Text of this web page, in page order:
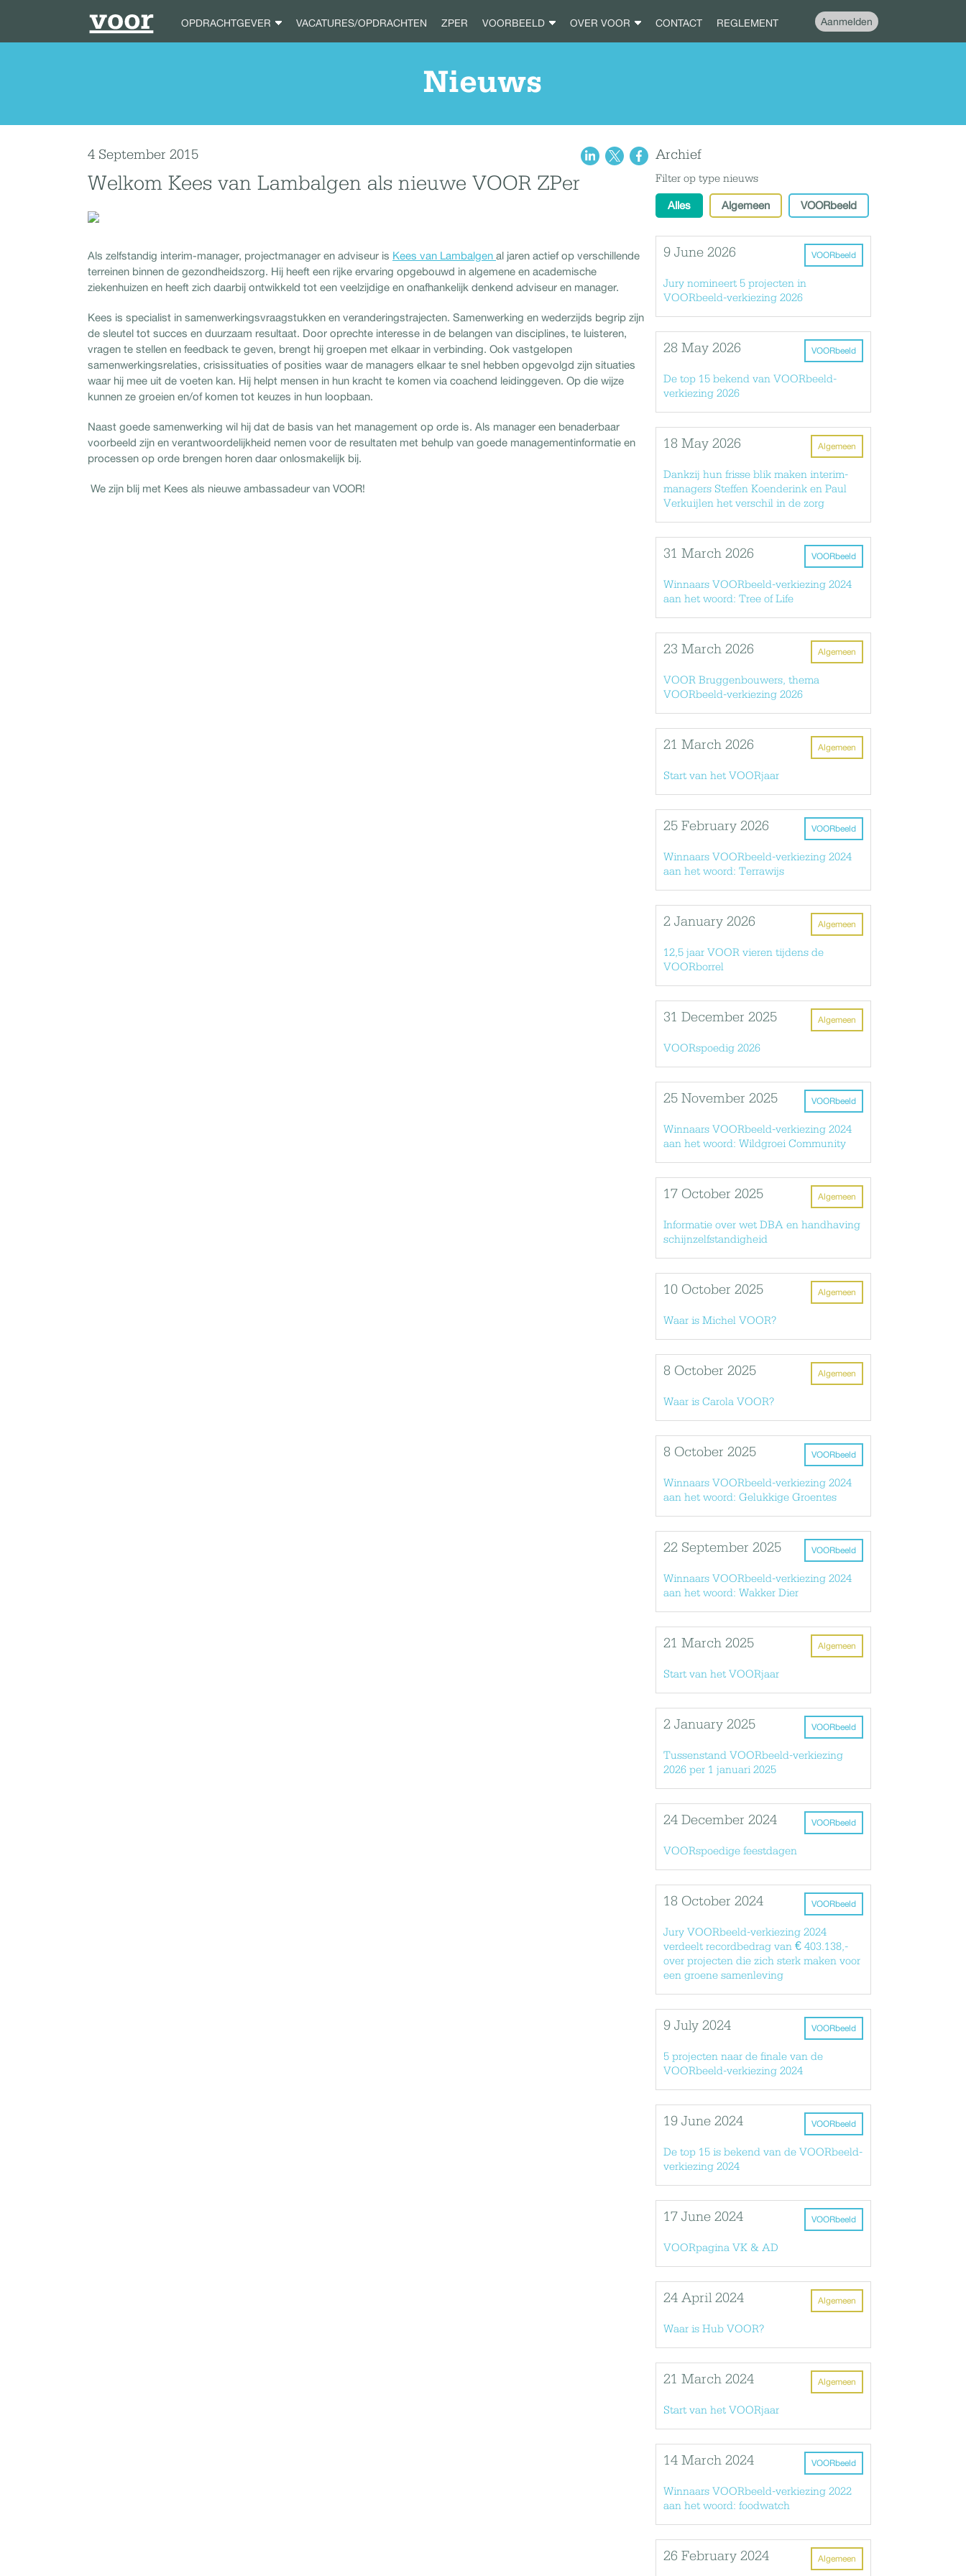
OPDRACHTGEVER VACATURES/OPDRACHTEN ZPER VOORBEELD OVER VOOR CONTACT REGLEMENT Aanmelden
Nieuws
4 September 2015
Welkom Kees van Lambalgen als nieuwe VOOR ZPer
Als zelfstandig interim-manager, projectmanager en adviseur is Kees van Lambalgen al jaren actief op verschillende
terreinen binnen de gezondheidszorg. Hij heeft een rijke ervaring opgebouwd in algemene en academische
ziekenhuizen en heeft zich daarbij ontwikkeld tot een veelzijdige en onafhankelijk denkend adviseur en manager.
Kees is specialist in samenwerkingsvraagstukken en veranderingstrajecten. Samenwerking en wederzijds begrip zijn
de sleutel tot succes en duurzaam resultaat. Door oprechte interesse in de belangen van disciplines, te luisteren,
vragen te stellen en feedback te geven, brengt hij groepen met elkaar in verbinding. Ook vastgelopen
samenwerkingsrelaties, crisissituaties of posities waar de managers elkaar te snel hebben opgevolgd zijn situaties
waar hij mee uit de voeten kan. Hij helpt mensen in hun kracht te komen via coachend leidinggeven. Op die wijze
kunnen ze groeien en/of komen tot keuzes in hun loopbaan.
Naast goede samenwerking wil hij dat de basis van het management op orde is. Als manager een benaderbaar
voorbeeld zijn en verantwoordelijkheid nemen voor de resultaten met behulp van goede managementinformatie en
processen op orde brengen horen daar onlosmakelijk bij.
We zijn blij met Kees als nieuwe ambassadeur van VOOR!
Archief
Filter op type nieuws
Alles Algemeen VOORbeeld
VOORbeeld
9 June 2026
Jury nomineert 5 projecten in
VOORbeeld-verkiezing 2026
VOORbeeld
28 May 2026
De top 15 bekend van VOORbeeld-
verkiezing 2026
Algemeen
18 May 2026
Dankzij hun frisse blik maken interim-
managers Steffen Koenderink en Paul
Verkuijlen het verschil in de zorg
VOORbeeld
31 March 2026
Winnaars VOORbeeld-verkiezing 2024
aan het woord: Tree of Life
Algemeen
23 March 2026
VOOR Bruggenbouwers, thema
VOORbeeld-verkiezing 2026
Algemeen
21 March 2026
Start van het VOORjaar
VOORbeeld
25 February 2026
Winnaars VOORbeeld-verkiezing 2024
aan het woord: Terrawijs
Algemeen
2 January 2026
12,5 jaar VOOR vieren tijdens de
VOORborrel
Algemeen
31 December 2025
VOORspoedig 2026
VOORbeeld
25 November 2025
Winnaars VOORbeeld-verkiezing 2024
aan het woord: Wildgroei Community
Algemeen
17 October 2025
Informatie over wet DBA en handhaving
schijnzelfstandigheid
Algemeen
10 October 2025
Waar is Michel VOOR?
Algemeen
8 October 2025
Waar is Carola VOOR?
VOORbeeld
8 October 2025
Winnaars VOORbeeld-verkiezing 2024
aan het woord: Gelukkige Groentes
VOORbeeld
22 September 2025
Winnaars VOORbeeld-verkiezing 2024
aan het woord: Wakker Dier
Algemeen
21 March 2025
Start van het VOORjaar
VOORbeeld
2 January 2025
Tussenstand VOORbeeld-verkiezing
2026 per 1 januari 2025
VOORbeeld
24 December 2024
VOORspoedige feestdagen
VOORbeeld
18 October 2024
Jury VOORbeeld-verkiezing 2024
verdeelt recordbedrag van € 403.138,-
over projecten die zich sterk maken voor
een groene samenleving
VOORbeeld
9 July 2024
5 projecten naar de finale van de
VOORbeeld-verkiezing 2024
VOORbeeld
19 June 2024
De top 15 is bekend van de VOORbeeld-
verkiezing 2024
VOORbeeld
17 June 2024
VOORpagina VK & AD
Algemeen
24 April 2024
Waar is Hub VOOR?
Algemeen
21 March 2024
Start van het VOORjaar
VOORbeeld
14 March 2024
Winnaars VOORbeeld-verkiezing 2022
aan het woord: foodwatch
Algemeen
26 February 2024